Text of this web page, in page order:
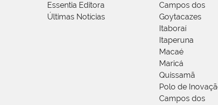
Essentia Editora
Últimas Notícias
Campos dos
Goytacazes
Itaboraí
Itaperuna
Macaé
Maricá
Quissamã
Polo de
Campos dos